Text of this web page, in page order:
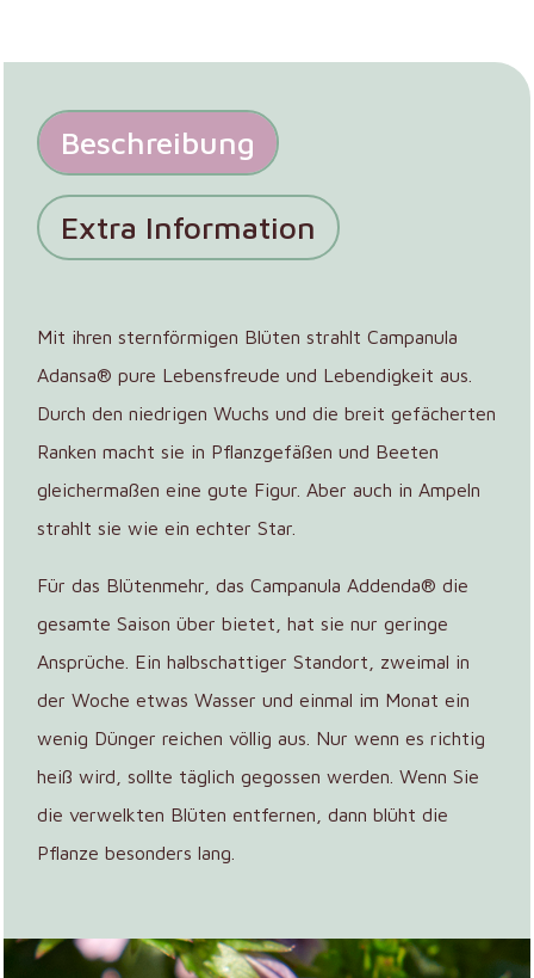
Beschreibung
Extra Information
Mit ihren sternförmigen Blüten strahlt Campanula
Adansa® pure Lebensfreude und Lebendigkeit aus.
Durch den niedrigen Wuchs und die breit gefächerten
Ranken macht sie in Pflanzgefäßen und Beeten
gleichermaßen eine gute Figur. Aber auch in Ampeln
strahlt sie wie ein echter Star.
Für das Blütenmehr, das Campanula Addenda® die
gesamte Saison über bietet, hat sie nur geringe
Ansprüche. Ein halbschattiger Standort, zweimal in
der Woche etwas Wasser und einmal im Monat ein
wenig Dünger reichen völlig aus. Nur wenn es richtig
heiß wird, sollte täglich gegossen werden. Wenn Sie
die verwelkten Blüten entfernen, dann blüht die
Pflanze besonders lang.